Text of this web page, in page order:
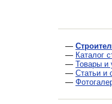
—
— Каталог
— Товары и
— Статьи и
—